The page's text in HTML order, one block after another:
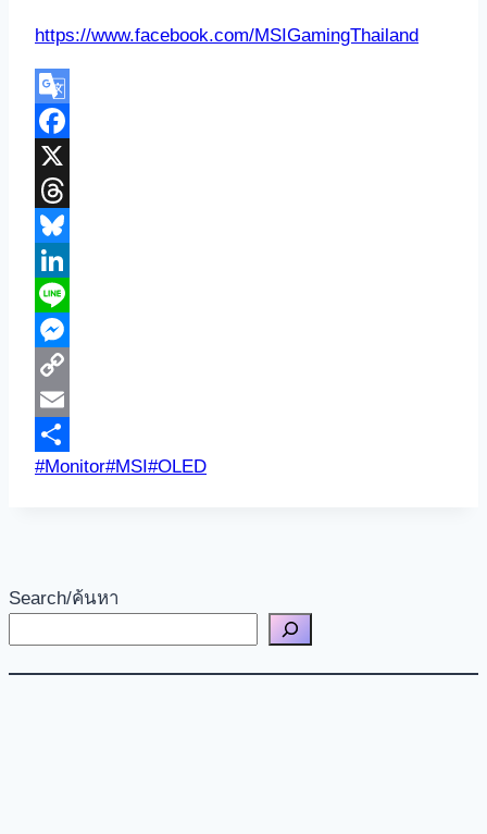
https://www.facebook.com/MSIGamingThailand
Google
Translate
Facebook
X
Threads
Bluesky
LinkedIn
Line
Messenger
Copy
Link
Email
Share
Post
#Monitor#MSI#OLED
Search/ค้นหา